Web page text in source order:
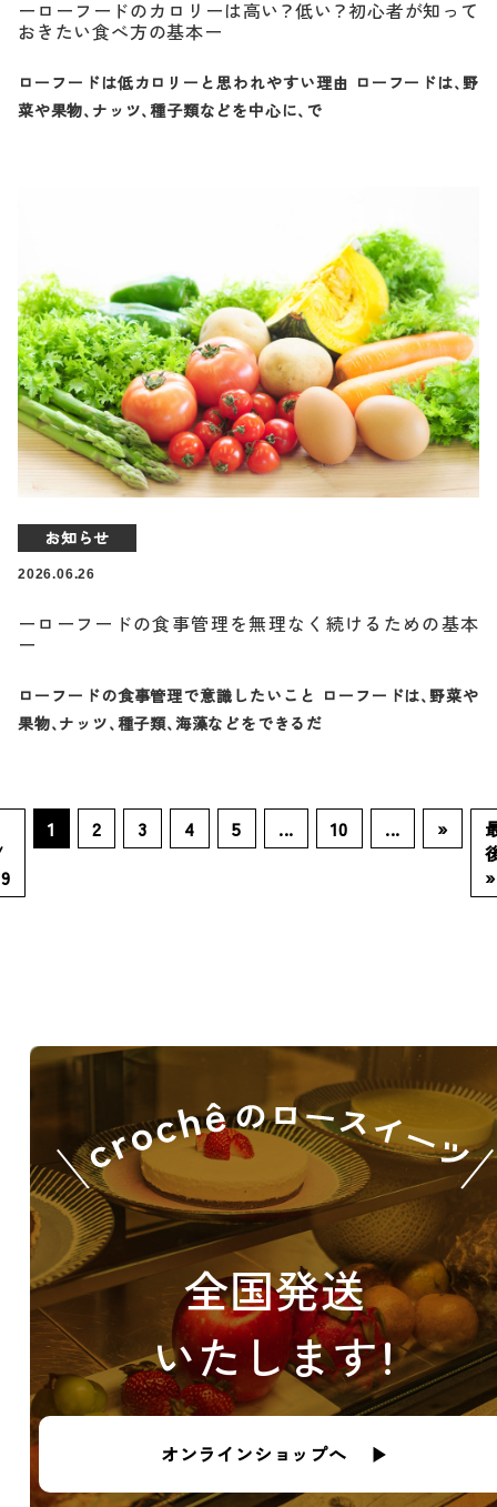
ーローフードのカロリーは高い？低い？初心者が知って
おきたい食べ方の基本ー
ローフードは低カロリーと思われやすい理由 ローフードは、野
菜や果物、ナッツ、種子類などを中心に、で
お知らせ
2026.06.26
ーローフードの食事管理を無理なく続けるための基本
ー
ローフードの食事管理で意識したいこと ローフードは、野菜や
果物、ナッツ、種子類、海藻などをできるだ
1 2 3 4 5 ... 10 ... »
»
全国発送
いたします！
オンラインショップへ ▶︎